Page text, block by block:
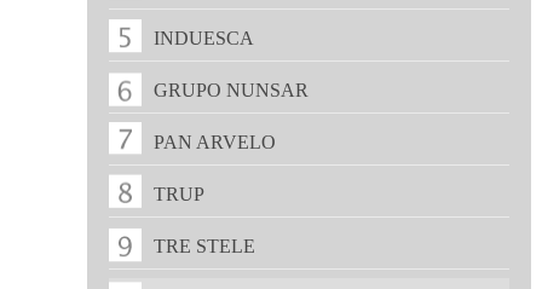
INDUESCA
GRUPO NUNSAR
PAN ARVELO
TRUP
TRE STELE